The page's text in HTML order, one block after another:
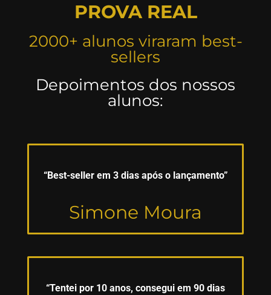
PROVA REAL
2000+ alunos viraram best-
sellers
Depoimentos dos nossos
alunos:
“Best-seller em 3 dias após o lançamento”
Simone Moura
“Tentei por 10 anos, consegui em 90 dias